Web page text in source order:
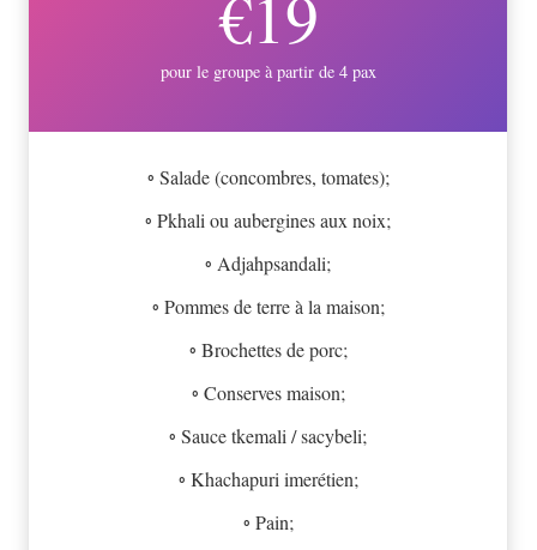
pour le groupe à partir de 4 pax
◦ Salade (concombres, tomates);
◦ Pkhali ou aubergines aux noix;
◦ Adjahpsandali;
◦ Pommes de terre à la maison;
◦ Brochettes de porc;
◦ Conserves maison;
◦ Sauce tkemali / sacybeli;
◦ Khachapuri imerétien;
◦ Pain;